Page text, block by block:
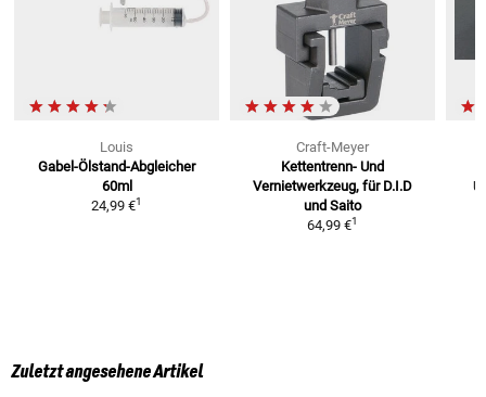
Louis
Gabel-Ölstand-Abgleicher
60ml
24,99 €1
Craft-Meyer
Kettentrenn- Und
Vernietwerkzeug, für D.I.D
und Saito
64,99 €1
Zuletzt angesehene Artikel